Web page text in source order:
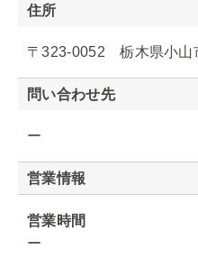
住所
〒323-0052 栃木県小山
問い合わせ先
ー
営業情報
営業時間
ー